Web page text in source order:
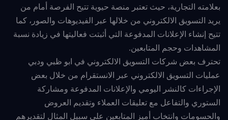
بعلامته التجارية، حيث تعتبر منصة حيوية تتيح الفرصة أمام من
يريد التسويق الالكتروني من خلالها عبر الفيديوهات والصور، كما
تتيح إنشاء الإعلانات المدفوعة التي أثبتت فعاليتها في زيادة نسبة
المشاهدات وحجم المتابعين.
تحترف بعض شركات التسويق الالكتروني في ابو ظبي ودبي
عمليات التسويق الالكتروني عبر الانستقرام من خلال بعض
الإجراءات كالنشر اليومي والإعلانات المدفوعة ومشاركة
الستوري والتفاعل مع تعليقات العملاء وتقديم العروض
والحسومات وانتخاب أميز المتابعين على سبيل المثال لتقديرهم